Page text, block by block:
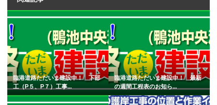
臨港道路ただいま建設中！ 下部
工（P５、P７）工事...
臨港道路ただいま建設中！ 最新
の週間工程表のお知ら...